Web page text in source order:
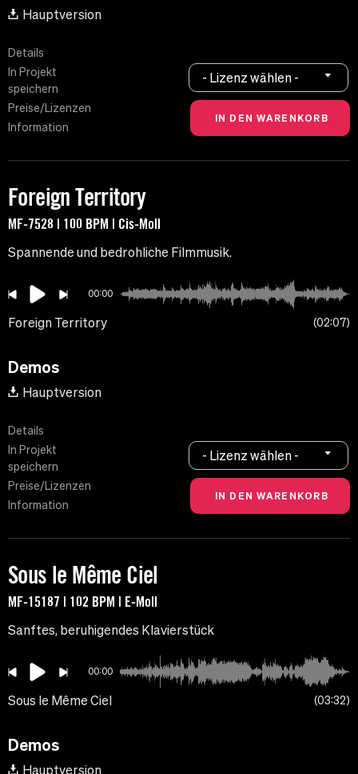
Hauptversion
Details
In Projekt
speichern
Preise/Lizenzen
Information
- Lizenz wählen -
Foreign Territory
MF-7528 | 100 BPM | Cis-Moll
Spannende und bedrohliche Filmmusik.
00:00
Foreign Territory 02:07
Demos
Hauptversion
Details
In Projekt
speichern
Preise/Lizenzen
Information
- Lizenz wählen -
Sous le Même Ciel
MF-15187 | 102 BPM | E-Moll
Sanftes, beruhigendes Klavierstück
00:00
Sous le Même Ciel 03:32
Demos
Hauptversion